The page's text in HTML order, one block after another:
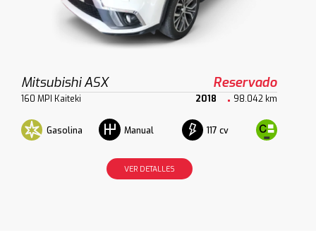
Mitsubishi ASX Reservado
160 MPI Kaiteki 2018 98.042 km
Gasolina Manual 117 cv
VER DETALLES